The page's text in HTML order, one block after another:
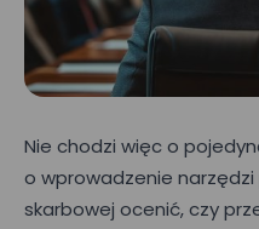
Nie chodzi więc o
o wprowadzenie
skarbowej ocenić, czy